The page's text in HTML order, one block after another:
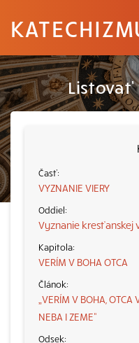
Listovať
VYZNANIE VIERY
Vyznanie kresťanskej
VERÍM V BOHA OTCA
„VERÍM V BOHA, OTCA
NEBA I ZEME“